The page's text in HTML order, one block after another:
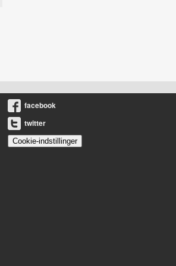
facebook
twitter
Cookie-indstillinger